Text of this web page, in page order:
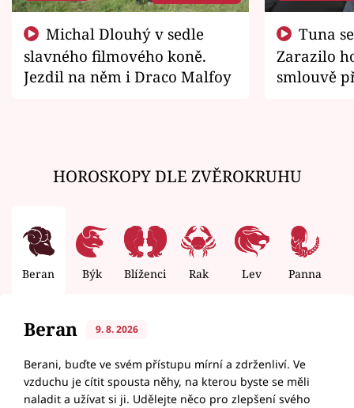
slavného filmového koně.
Jezdil na něm i Draco Malfoy
Zarazilo
smlouvě
HOROSKOPY DLE ZVĚROKRUHU
Beran Býk Blíženci Rak Lev Panna
Beran 9. 8. 2026
Berani, buďte ve svém přístupu mírní a zdrženliví. Ve
vzduchu je cítit spousta něhy, na kterou byste se měli
naladit a užívat si ji. Udělejte něco pro zlepšení svého